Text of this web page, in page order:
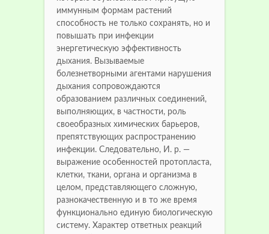
иммунным формам растений
способность не только сохранять, но и
повышать при инфекции
энергетическую эффективность
дыхания. Вызываемые
болезнетворными агентами нарушения
дыхания сопровождаются
образованием различных соединений,
выполняющих, в частности, роль
своеобразных химических барьеров,
препятствующих распространению
инфекции. Следовательно, И. р. —
выражение особенностей протопласта,
клетки, ткани, органа и организма в
целом, представляющего сложную,
разнокачественную и в то же время
функционально единую биологическую
систему. Характер ответных реакций